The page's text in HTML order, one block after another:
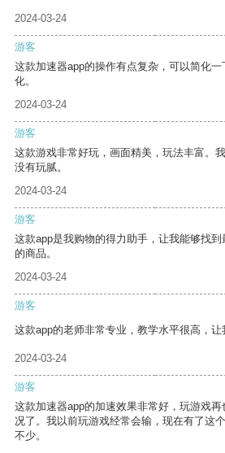
2024-03-24
游客
这款加速器app的操作有点复杂，可以简化
化。
2024-03-24
游客
这款游戏非常好玩，画面精美，玩法丰富。
没有玩腻。
2024-03-24
游客
这款app是我购物的得力助手，让我能够找
的商品。
2024-03-24
游客
这款app的老师非常专业，教学水平很高，让
2024-03-24
游客
这款加速器app的加速效果非常好，玩游戏
况了。我以前玩游戏经常会输，现在有了这
不少。